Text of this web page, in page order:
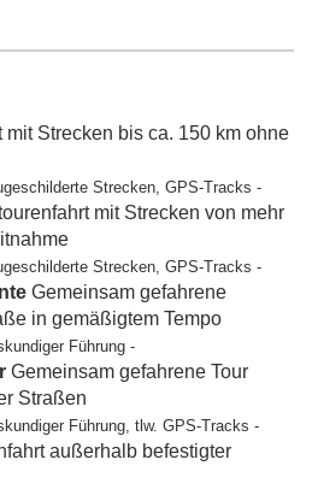
mit Strecken bis ca. 150 km ohne
Strecken, GPS-Tracks -
mit Strecken von mehr
Strecken, GPS-Tracks -
Gemeinsam gefahrene
in gemäßigtem Tempo
Führung -
Gemeinsam gefahrene Tour
Straßen
Führung, tlw. GPS-Tracks -
außerhalb befestigter